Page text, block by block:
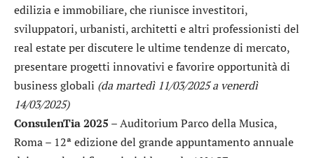
edilizia e immobiliare, che riunisce investitori,
sviluppatori, urbanisti, architetti e altri professionisti del
real estate per discutere le ultime tendenze di mercato,
presentare progetti innovativi e favorire opportunità di
business globali (da martedì 11/03/2025 a venerdì
14/03/2025)
ConsulenTia 2025 – Auditorium Parco della Musica,
Roma – 12ª edizione del grande appuntamento annuale